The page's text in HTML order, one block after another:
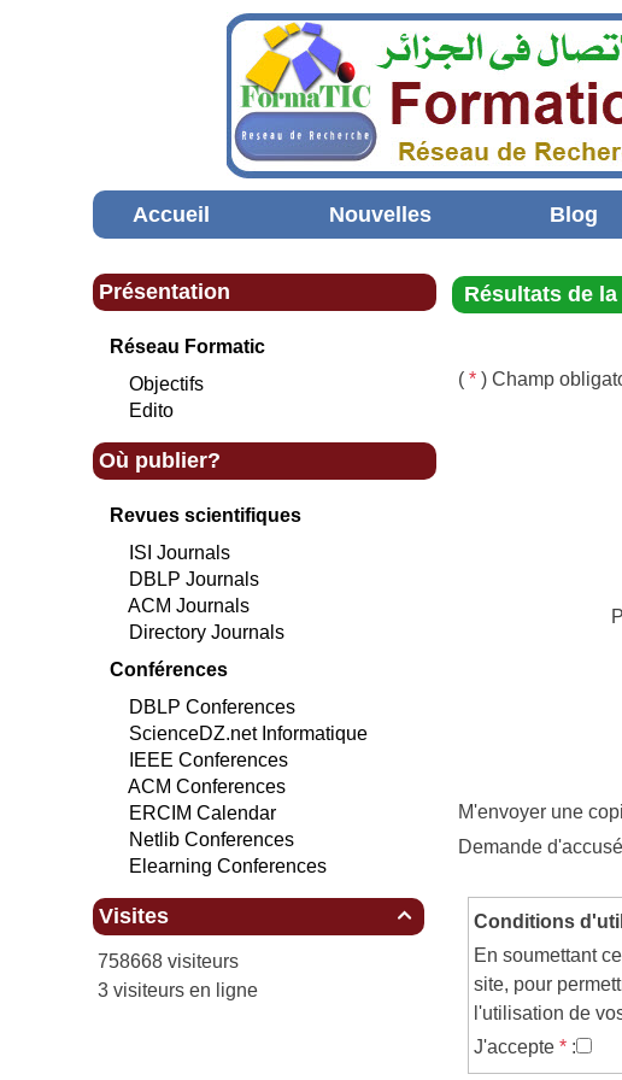
Accueil Nouvelles Blog
Présentation
Réseau Formatic
Objectifs
Edito
Où publier?
Revues scientifiques
ISI Journals
DBLP Journals
ACM Journals
Directory Journals
Conférences
DBLP Conferences
ScienceDZ.net Informatique
IEEE Conferences
ACM Conferences
ERCIM Calendar
Netlib Conferences
Elearning Conferences

Visites
758668 visiteurs
3 visiteurs en ligne
Résultats de
( * ) Champ
M'envoyer une
Demande
Conditions
En soumettant
site, pour
l'utilisation de
J'accepte* :